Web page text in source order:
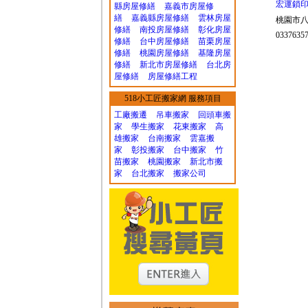
縣房屋修繕
嘉義市房屋修
繕
嘉義縣房屋修繕
雲林房屋
修繕
南投房屋修繕
彰化房屋
修繕
台中房屋修繕
苗栗房屋
修繕
桃園房屋修繕
基隆房屋
修繕
新北市房屋修繕
台北房
屋修繕
房屋修繕工程
518小工匠搬家網 服務項目
工廠搬遷 吊車搬家
回頭車搬
家
學生搬家 花東搬家
高
雄搬家
台南搬家
雲嘉搬
家
彰投搬家 台中搬家
竹
苗搬家
桃園搬家
新北市搬
家
台北搬家 搬家公司
宏運鎖印
桃園市